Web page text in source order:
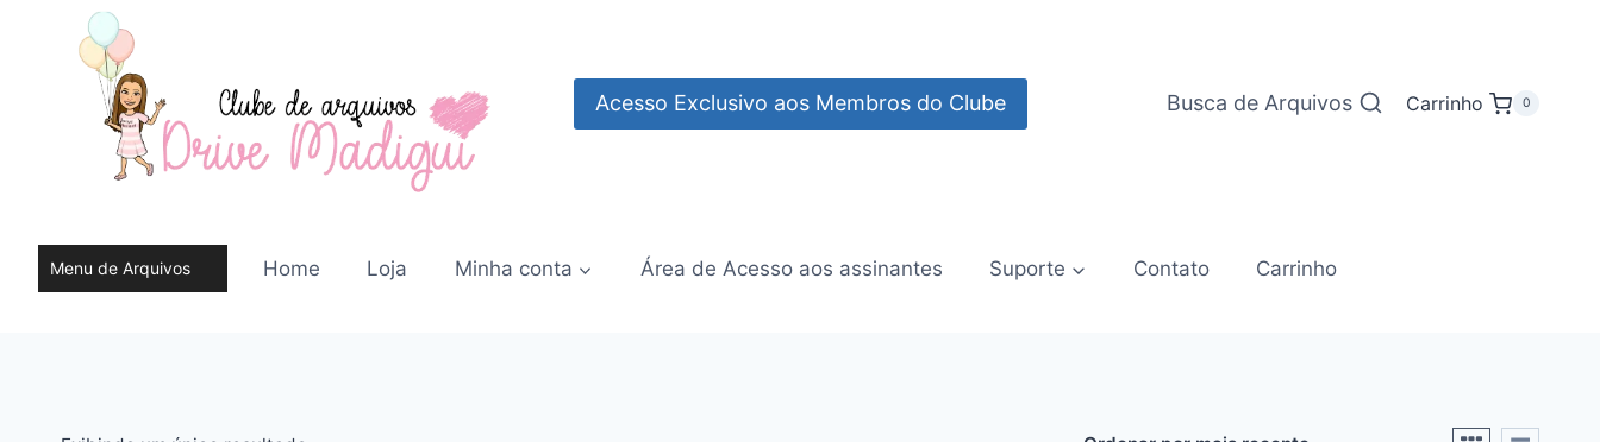
Acesso Exclusivo aos Membros do Clube Busca de Arquivos Carrinho 0
Menu de Arquivos Home Loja Minha conta Área de Acesso aos assinantes Suporte Contato Carrinho